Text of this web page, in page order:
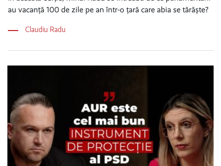
au vacanță 100 de zile pe an într-o țară care abia se târăște?
Claudiu Radu